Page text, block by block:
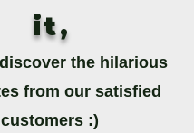
it,
the hilarious
from our satisfied
customers :)